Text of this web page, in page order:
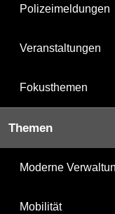
Polizeimeldungen
Veranstaltungen
Fokusthemen
Themen
Moderne
Mobilität